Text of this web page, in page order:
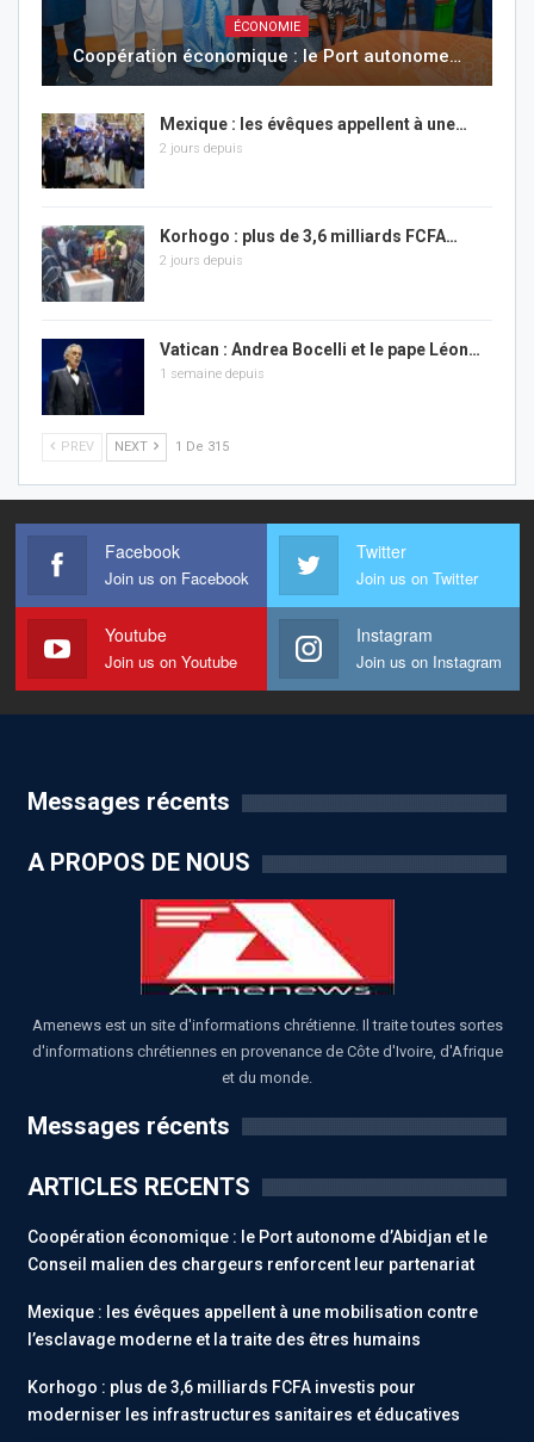
ÉCONOMIE
Coopération économique : le Port autonome…
Mexique : les évêques appellent à une…
2 jours depuis
Korhogo : plus de 3,6 milliards FCFA…
2 jours depuis
Vatican : Andrea Bocelli et le pape Léon…
1 semaine depuis
PREV NEXT 1 De 315
Facebook
Join us on Facebook
Twitter
Join us on Twitter
Youtube
Join us on Youtube
Instagram
Join us on Instagram
Messages récents
A PROPOS DE NOUS
Amenews est un site d'informations chrétienne. Il traite toutes sortes
d'informations chrétiennes en provenance de Côte d'Ivoire, d'Afrique
et du monde.
Messages récents
ARTICLES RECENTS
Coopération économique : le Port autonome d’Abidjan et le
Conseil malien des chargeurs renforcent leur partenariat
Mexique : les évêques appellent à une mobilisation contre
l’esclavage moderne et la traite des êtres humains
Korhogo : plus de 3,6 milliards FCFA investis pour
moderniser les infrastructures sanitaires et éducatives